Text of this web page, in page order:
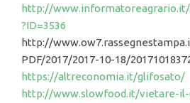
http://www.informatoreagrario.it/
?ID=3536
http://
PDF/2017/2017-10-18/
https://altreconomia.it/glifosato/
http://www.slowfood.it/vietare-